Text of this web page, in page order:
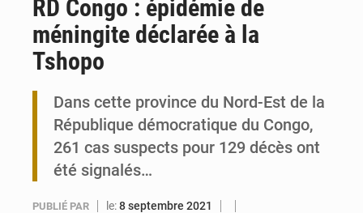
Maurice : Démission de la ministre Véronique Leu-Govind
RD Congo : épidémie de
méningite déclarée à la
Tshopo
Dans cette province du Nord-Est de la
République démocratique du Congo,
261 cas suspects pour 129 décès ont
été signalés…
PUBLIÉ PAR le:8 septembre 2021